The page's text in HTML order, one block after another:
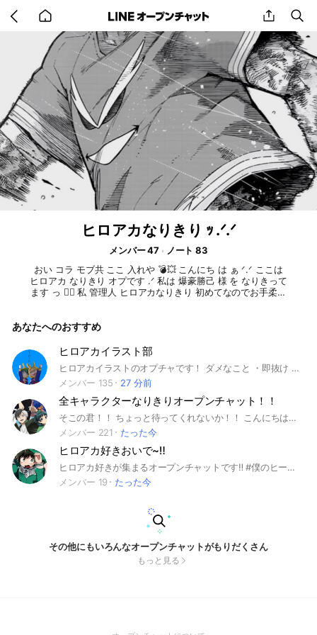
back
to
home
share
ヒロアカなりきり ｯ .ᐟ.ᐟ
メンバー 47
ノート 83
おい コラ モブ共 ここ 入れや 💣💥 こんにち は ぁ ᐟ.ᐟ ここは
ヒロアカ なりきり オプです .ᐟ 私は 爆豪勝己 様 を なりきって
ます っ ✌🏻 私 管理人 ヒロアカなりきり 初めてなのでお手柔ら
認 が 遅くなること が ある よ ぉ 心が ひろぉーい人が 入って
っ .ᐟ.ᐟ おいで .ᐣ .ᐣ .ᐣ 承認では なりたい 伽羅の 名前を 入れて
ください.ᐟ はいって来る時は 未定 で お願いします っ .ᐟ.ᐟ 楽
しいオプにしましょぉ ~ 🫶 #ヒロアカ #僕のヒーローアカデミ
ア #緑谷出久 #デク #爆豪勝己 #かっちゃん #大爆殺神ダイナ
マイト #爆豪のかっちゃんだ #なりきり #伽羅 #高校1年生 #1
年A組 #オールマイト #オプ #おぷちゃ 💣💥
あなたへのおすすめ
ヒロアカイラスト部
ヒロアカイラストのオプチャです！ ダメなこと ・即抜け ・無言抜け ・暴言 ・下ネタ ・宣伝 ・公式のイラストじゃないアイコン ・イラスト関係じゃない投稿 （控えて欲しい） ・無断転載 ・個人情報を言う ・拾い画を送る（公式じゃない絵のこと） ⬆これらは絶対やめてください！！ 即抜けしたくないけど入ってみたいって時、「様子見｣ってつけてくれれば抜けてOK！
メンバー 135
27 分前
全キャラクターなりきりオープンチャット！！
そこの君！！ ちょっと待ってくれないか！！ こんにちは！！ 見てくれてありがとう！ ここは、自分の好きなキャラクターのなりきりをするオプです！ 即抜けは、禁止‼︎ スタンプ、写真も禁止！ 同顔は有！掛け持ちは無制限。 抜ける時は、一言言ってから、抜けてね‼︎ ぜひ入ってくれたら嬉しいな！！ なりきりが難しい人は、見学でもいいよ‼︎ ーーーーーーーーーーーーーー で 。 上の書いたのが抜けて今...3か4代目の 管理人だ 。 まっ ゆるーくやってっから .ᐟ.ᐟ 気軽に来てな .ᐟ.ᐟ ーーーーーーーーーーーーーー #キャラクター#アニメ#アニメキャラ#ゲーム#ゲームキャラ#なりきり#也#キャラなりきり#全キャラ#全伽羅#雑談#ドラえもん#鬼滅の刃#暗殺教室#呪術廻戦#推しの子#サザエさん#名探偵コナン#東京リベンジャーズ#ワンピース#ブルーロック#進撃の巨人#ハイキュー#デスノート#タコピーの原罪#地縛少年花子くん#ヒロアカ#ハンターハンター#チェンソーマン#ドラゴンボール#君に届け#転スラ#スパイファミリー#マリオ#カービィ#ポケモン#逆転裁判#ぷよぷよ#プロセカ#雑談#暇#あいうえお#ドラゴンボール#俺だけレベルアップな件#無職転生#超かぐや姫#ダンダダン#君の名は#デスノート#怪獣8号#ホロライブ
メンバー 221
たった今
ヒロアカ好きおいで~‼️
ヒロアカ好きが集まるオープンチャットです‼️ #僕のヒーローアカデミア #ヒロアカ #緑谷出久#爆豪勝己#轟焦凍#上鳴電気 #相澤消太#オールマイト
メンバー 19
たった今
その他にもいろんなオープンチャットがもりだくさん
もっと見る